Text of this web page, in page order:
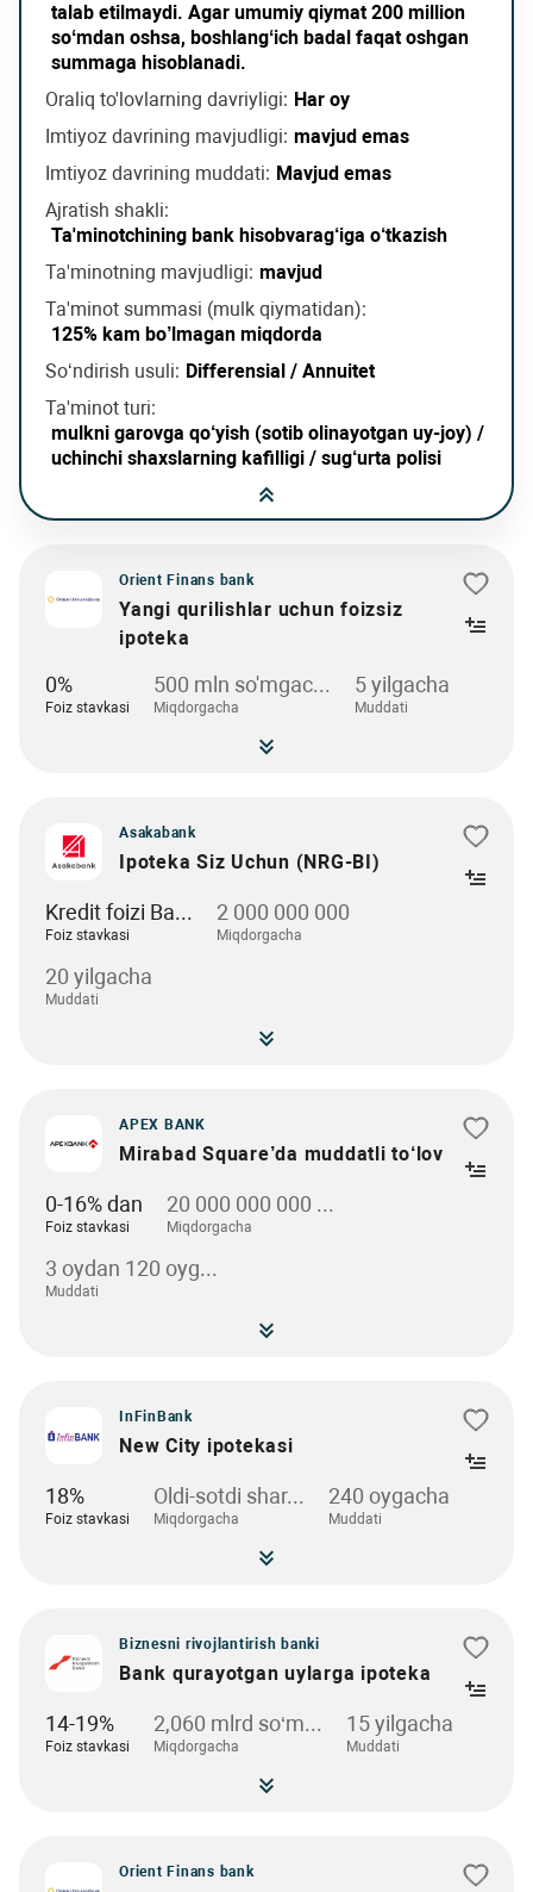
talab etilmaydi. Agar umumiy qiymat 200 million
soʻmdan oshsa, boshlangʻich badal faqat oshgan
summaga hisoblanadi.
Oraliq to'lovlarning davriyligi: Har oy
Imtiyoz davrining mavjudligi: mavjud emas
Imtiyoz davrining muddati: Mavjud emas
Ajratish shakli:
Ta'minotchining bank hisobvarag‘iga o‘tkazish
Ta'minotning mavjudligi: mavjud
Ta'minot summasi (mulk qiymatidan):
125% kam bo’lmagan miqdorda
So‘ndirish usuli: Differensial / Annuitet
Ta'minot turi:
mulkni garovga qo‘yish (sotib olinayotgan uy-joy) /
uchinchi shaxslarning kafilligi / sug‘urta polisi
Orient Finans bank
Yangi qurilishlar uchun foizsiz
ipoteka
0%
Foiz stavkasi
500 mln so'mgac...
Miqdorgacha
5 yilgacha
Muddati
Asakabank
Ipoteka Siz Uchun (NRG-BI)
Kredit foizi Ba...
Foiz stavkasi
2 000 000 000
Miqdorgacha
20 yilgacha
Muddati
APEX BANK
Mirabad Square’da muddatli to‘lov
0-16% dan
Foiz stavkasi
20 000 000 000 ...
Miqdorgacha
3 oydan 120 oyg...
Muddati
InFinBank
New City ipotekasi
18%
Foiz stavkasi
Oldi-sotdi shar...
Miqdorgacha
240 oygacha
Muddati
Biznesni rivojlantirish banki
Bank qurayotgan uylarga ipoteka
14-19%
Foiz stavkasi
2,060 mlrd so‘m...
Miqdorgacha
15 yilgacha
Muddati
Orient Finans bank